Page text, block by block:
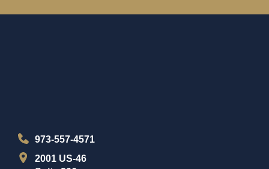
973-557-4571
2001 US-46